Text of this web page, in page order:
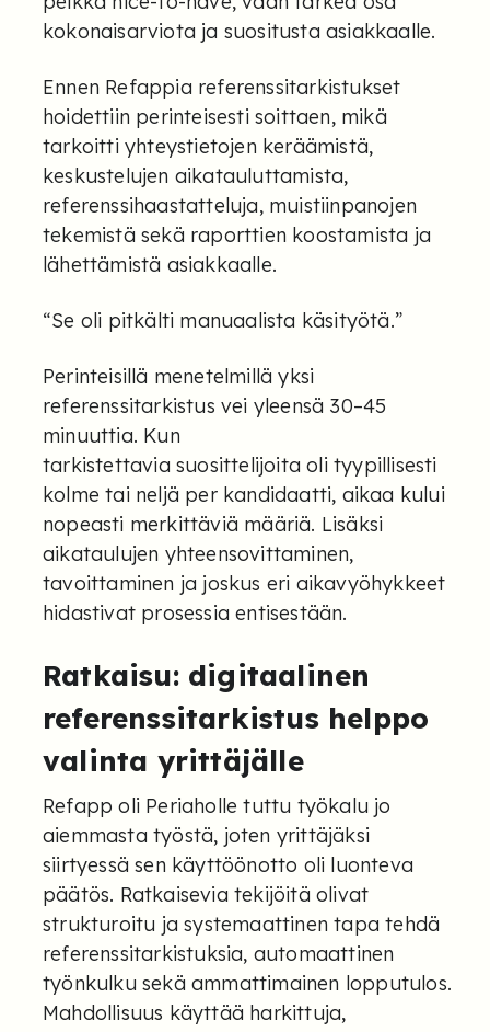
kokonaisarviota ja suositusta asiakkaalle.
Ennen Refappia referenssitarkistukset
hoidettiin perinteisesti soittaen, mikä
tarkoitti yhteystietojen keräämistä,
keskustelujen aikatauluttamista,
referenssihaastatteluja, muistiinpanojen
tekemistä sekä raporttien koostamista ja
lähettämistä asiakkaalle.
“Se oli pitkälti manuaalista käsityötä.”
Perinteisillä menetelmillä yksi
referenssitarkistus vei yleensä 30–45
minuuttia. Kun
tarkistettavia suosittelijoita oli tyypillisesti
kolme tai neljä per kandidaatti, aikaa kului
nopeasti merkittäviä määriä. Lisäksi
aikataulujen yhteensovittaminen,
tavoittaminen ja joskus eri aikavyöhykkeet
hidastivat prosessia entisestään.
Ratkaisu: digitaalinen
referenssitarkistus helppo
valinta yrittäjälle
Refapp oli Periaholle tuttu työkalu jo
aiemmasta työstä, joten yrittäjäksi
siirtyessä sen käyttöönotto oli luonteva
päätös. Ratkaisevia tekijöitä olivat
strukturoitu ja systemaattinen tapa tehdä
referenssitarkistuksia, automaattinen
työnkulku sekä ammattimainen lopputulos.
Mahdollisuus käyttää harkittuja,